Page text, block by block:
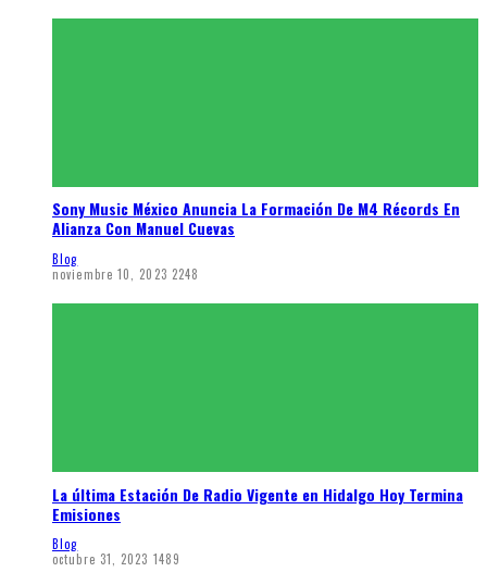
Sony Music México Anuncia La Formación De M4 Récords En
Alianza Con Manuel Cuevas
Blog
noviembre 10, 2023 2248
La última Estación De Radio Vigente en Hidalgo Hoy Termina
Emisiones
Blog
octubre 31, 2023 1489